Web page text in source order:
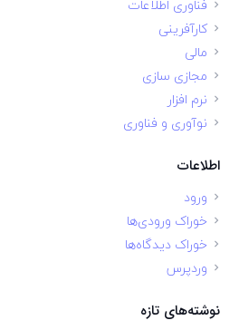
فناوری اطلاعات
کارآفرینی
مالی
مجازی سازی
نرم افزار
نوآوری و فناوری
اطلاعات
ورود
خوراک ورودی‌ها
خوراک دیدگاه‌ها
وردپرس
نوشته‌های تازه